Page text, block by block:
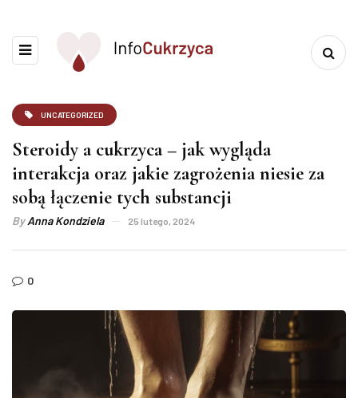
UNCATEGORIZED
Steroidy a cukrzyca – jak wygląda
interakcja oraz jakie zagrożenia niesie za
sobą łączenie tych substancji
ByAnna Kondziela 25 lutego, 2024
0